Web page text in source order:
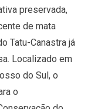
preservada,
de mata
Tatu-Canastra já
Localizado em
do Sul, o
o